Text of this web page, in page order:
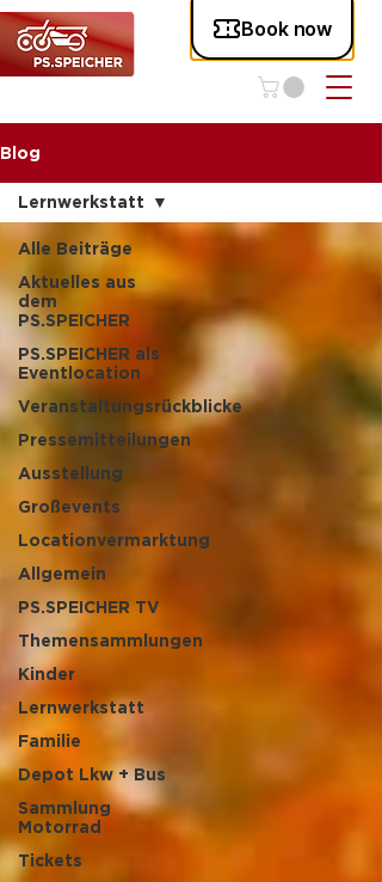
Blog
Alle Beiträge
Aktuelles aus
dem
PS.SPEICHER
PS.SPEICHER als
Eventlocation
Veranstaltungsrückblicke
Pressemitteilungen
Ausstellung
Großevents
Locationvermarktung
Allgemein
PS.SPEICHER TV
Themensammlungen
Kinder
Lernwerkstatt
Familie
Depot Lkw + Bus
Sammlung
Motorrad
Tickets
Lernwerkstatt